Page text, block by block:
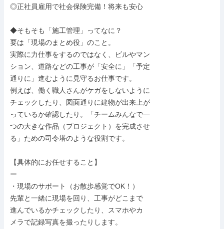
◎正社員雇用で社会保険完備！将来も安心
◆そもそも「施工管理」ってなに？
要は「現場のまとめ役」のこと。
実際に力仕事をするのではなく、ビルやマン
ション、道路などの工事が「安全に」「予定
通りに」進むように見守るお仕事です。
例えば、働く職人さんがケガをしないように
チェックしたり、図面通りに建物が出来上が
っているか確認したり。「チームみんなで一
つの大きな作品（プロジェクト）を完成させ
る」ための司令塔のような役割です。
【具体的にお任せすること】
ー
・現場のサポート（お散歩感覚でOK！）
先輩と一緒に現場を回り、工事がどこまで
進んでいるかチェックしたり、スマホやカ
メラで記録写真を撮ったりします。